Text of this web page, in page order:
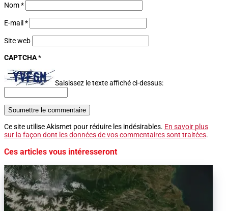
Nom*
E-mail *
Site web
CAPTCHA*
Saisissez le texte affiché ci-dessus:
Soumettre le commentaire
Ce site utilise Akismet pour réduire les indésirables. En savoir plus
sur la façon dont les données de vos commentaires sont traitées.
Ces articles vous intéresseront